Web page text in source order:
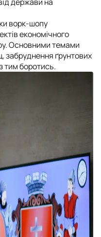
ворк-шопу
економічного
Основними темами
забруднення ґрунтових
тим боротись.